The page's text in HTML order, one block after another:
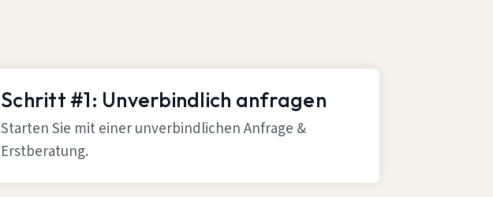
Schritt #1: Unverbindlich anfragen
Starten Sie mit einer unverbindlichen Anfrage &
Erstberatung.